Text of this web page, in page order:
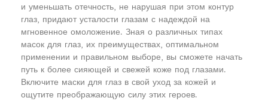
и уменьшать отечность, не нарушая при этом контур
глаз, придают усталости глазам с надеждой на
мгновенное омоложение. Зная о различных типах
масок для глаз, их преимуществах, оптимальном
применении и правильном выборе, вы сможете начать
путь к более сияющей и свежей коже под глазами.
Включите маски для глаз в свой уход за кожей и
ощутите преображающую силу этих героев.